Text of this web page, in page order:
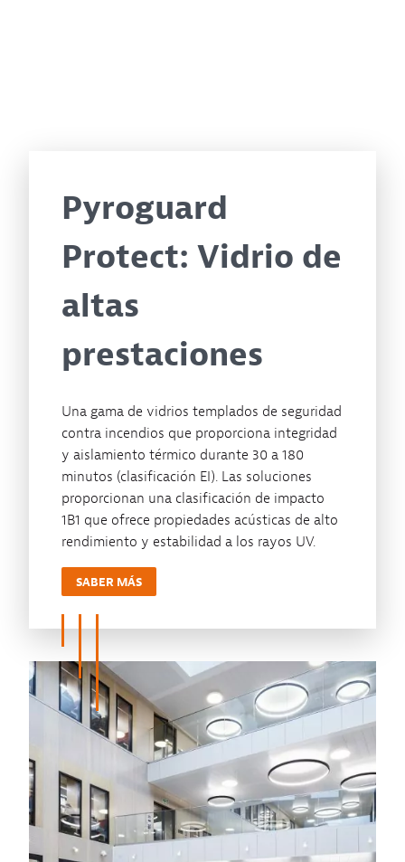
Pyroguard
Protect: Vidrio de
altas
prestaciones
Una gama de vidrios templados de seguridad
contra incendios que proporciona integridad
y aislamiento térmico durante 30 a 180
minutos (clasificación EI). Las soluciones
proporcionan una clasificación de impacto
1B1 que ofrece propiedades acústicas de alto
rendimiento y estabilidad a los rayos UV.
SABER MÁS